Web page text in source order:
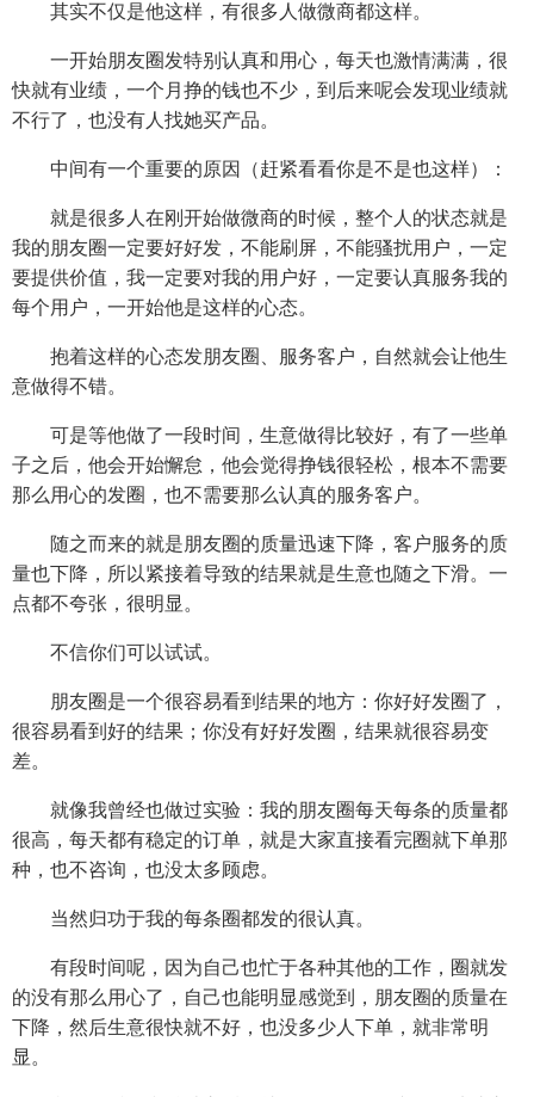
其实不仅是他这样，有很多人做微商都这样。
一开始朋友圈发特别认真和用心，每天也激情满满，很
快就有业绩，一个月挣的钱也不少，到后来呢会发现业绩就
不行了，也没有人找她买产品。
中间有一个重要的原因（赶紧看看你是不是也这样）：
就是很多人在刚开始做微商的时候，整个人的状态就是
我的朋友圈一定要好好发，不能刷屏，不能骚扰用户，一定
要提供价值，我一定要对我的用户好，一定要认真服务我的
每个用户，一开始他是这样的心态。
抱着这样的心态发朋友圈、服务客户，自然就会让他生
意做得不错。
可是等他做了一段时间，生意做得比较好，有了一些单
子之后，他会开始懈怠，他会觉得挣钱很轻松，根本不需要
那么用心的发圈，也不需要那么认真的服务客户。
随之而来的就是朋友圈的质量迅速下降，客户服务的质
量也下降，所以紧接着导致的结果就是生意也随之下滑。一
点都不夸张，很明显。
不信你们可以试试。
朋友圈是一个很容易看到结果的地方：你好好发圈了，
很容易看到好的结果；你没有好好发圈，结果就很容易变
差。
就像我曾经也做过实验：我的朋友圈每天每条的质量都
很高，每天都有稳定的订单，就是大家直接看完圈就下单那
种，也不咨询，也没太多顾虑。
当然归功于我的每条圈都发的很认真。
有段时间呢，因为自己也忙于各种其他的工作，圈就发
的没有那么用心了，自己也能明显感觉到，朋友圈的质量在
下降，然后生意很快就不好，也没多少人下单，就非常明
显。